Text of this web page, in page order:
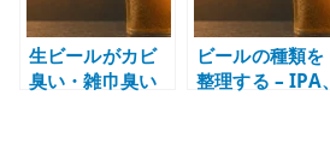
生ビールがカビ
臭い・雑巾臭い
ビールの種類を
整理する – IPA、